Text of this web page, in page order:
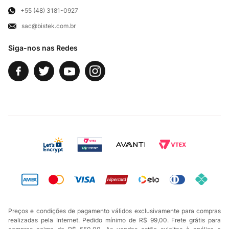
Siga-nos nas Redes
Exercício de Direito
Fale Conosco
+55 (48) 3181-0927
sac@bistek.com.br
Preços e condições de pagamento válidos exclusivamente para compras
realizadas pela Internet. Pedido mínimo de R$ 99,00. Frete grátis para